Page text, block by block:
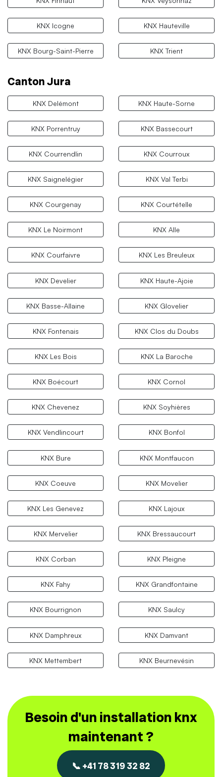
KNX Icogne KNX Hauteville
KNX Bourg-Saint-Pierre KNX Trient
Canton Jura
KNX Delémont KNX Haute-Sorne
KNX Porrentruy KNX Bassecourt
KNX Courrendlin KNX Courroux
KNX Saignelégier KNX Val Terbi
KNX Courgenay KNX Courtételle
KNX Le Noirmont KNX Alle
KNX Courfaivre KNX Les Breuleux
KNX Develier KNX Haute-Ajoie
KNX Basse-Allaine KNX Glovelier
KNX Fontenais KNX Clos du Doubs
KNX Les Bois KNX La Baroche
KNX Boécourt KNX Cornol
KNX Chevenez KNX Soyhières
KNX Vendlincourt KNX Bonfol
KNX Bure KNX Montfaucon
KNX Coeuve KNX Movelier
KNX Les Genevez KNX Lajoux
KNX Mervelier KNX Bressaucourt
KNX Corban KNX Pleigne
KNX Fahy KNX Grandfontaine
KNX Bourrignon KNX Saulcy
KNX Damphreux KNX Damvant
KNX Mettembert KNX Beurnevésin
Besoin d'un installation knx
maintenant ?
📞 +41 78 319 32 82